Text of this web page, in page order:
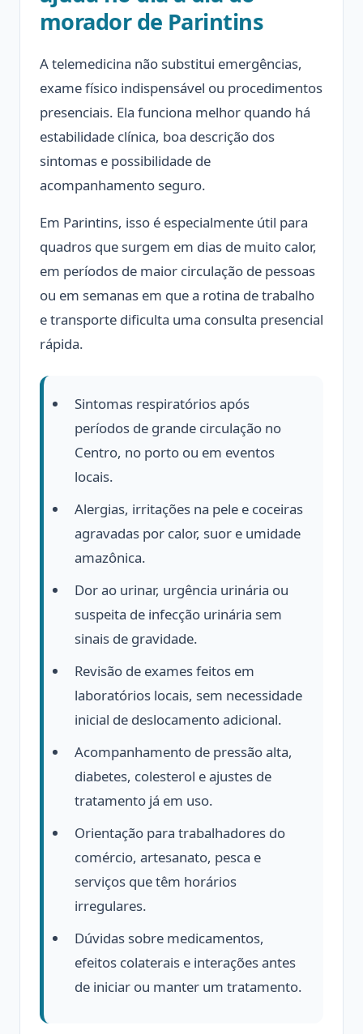
morador de Parintins
A telemedicina não substitui emergências,
exame físico indispensável ou procedimentos
presenciais. Ela funciona melhor quando há
estabilidade clínica, boa descrição dos
sintomas e possibilidade de
acompanhamento seguro.
Em Parintins, isso é especialmente útil para
quadros que surgem em dias de muito calor,
em períodos de maior circulação de pessoas
ou em semanas em que a rotina de trabalho
e transporte dificulta uma consulta presencial
rápida.
Sintomas respiratórios após
períodos de grande circulação no
Centro, no porto ou em eventos
locais.
Alergias, irritações na pele e coceiras
agravadas por calor, suor e umidade
amazônica.
Dor ao urinar, urgência urinária ou
suspeita de infecção urinária sem
sinais de gravidade.
Revisão de exames feitos em
laboratórios locais, sem necessidade
inicial de deslocamento adicional.
Acompanhamento de pressão alta,
diabetes, colesterol e ajustes de
tratamento já em uso.
Orientação para trabalhadores do
comércio, artesanato, pesca e
serviços que têm horários
irregulares.
Dúvidas sobre medicamentos,
efeitos colaterais e interações antes
de iniciar ou manter um tratamento.